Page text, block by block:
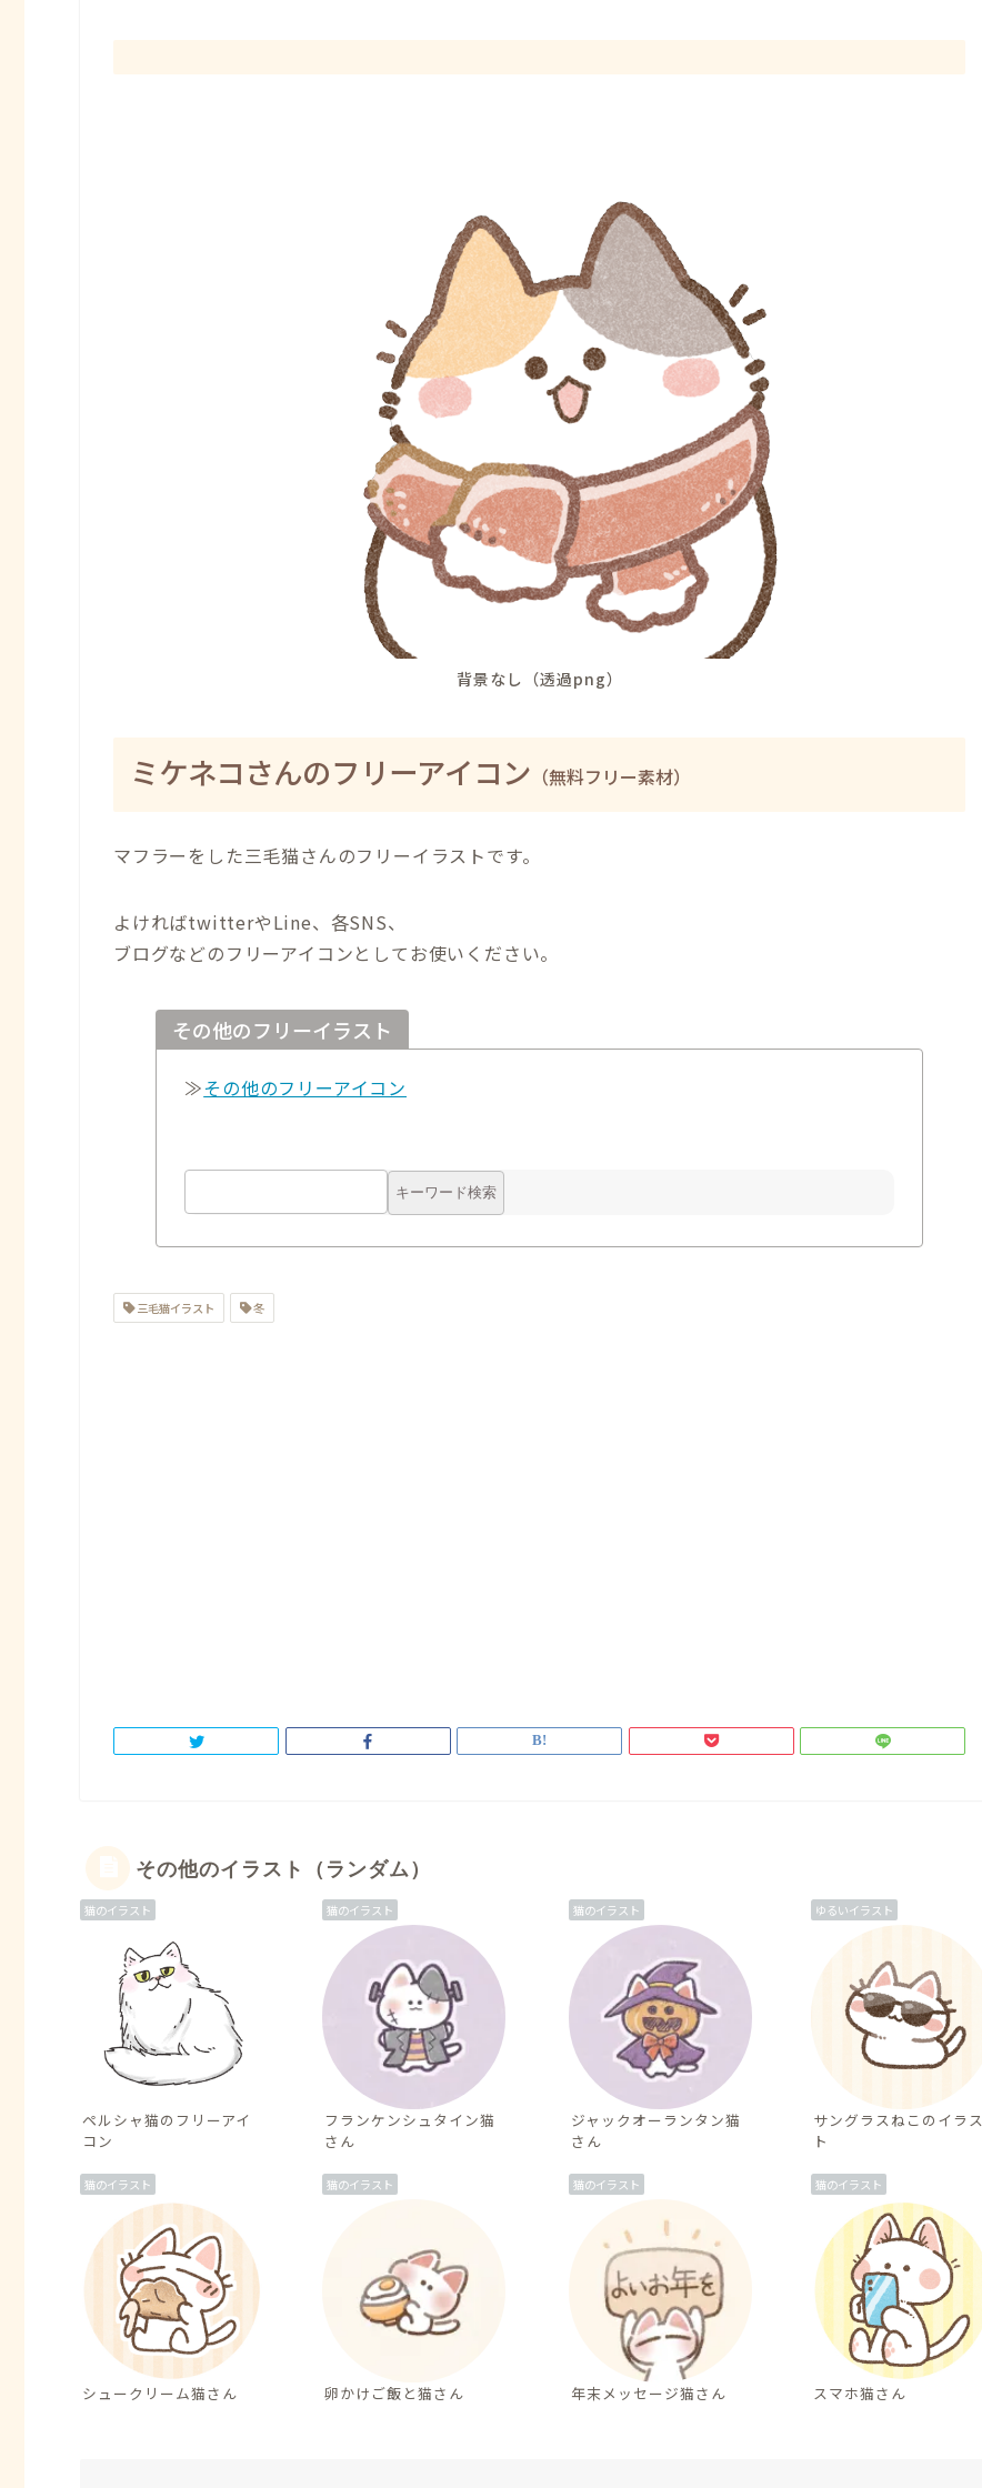
背景なし（透過png）
ミケネコさんのフリーアイコン （無料フリー素材）
マフラーをした三毛猫さんのフリーイラストです。
よければtwitterやLine、各SNS、
ブログなどのフリーアイコンとしてお使いください。
その他のフリーイラスト
≫その他のフリーアイコン
三毛猫イラスト 冬
その他のイラスト（ランダム）
猫のイラスト
ペルシャ猫のフリーアイ
コン
猫のイラスト
フランケンシュタイン猫
さん
猫のイラスト
ジャックオーランタン猫
さん
ゆるいイラスト
サングラスねこのイラス
ト
猫のイラスト
シュークリーム猫さん
猫のイラスト
卵かけご飯と猫さん
猫のイラスト
年末メッセージ猫さん
猫のイラスト
スマホ猫さん